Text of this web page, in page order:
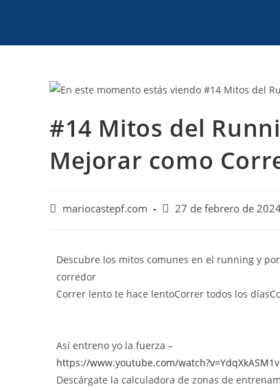
#14 Mitos del
Mejorar como
mariocastepf.com 27 de febrero de
Descubre los mitos comunes en el running y
corredor
Correr lento te hace lentoCorrer todos los
Así entreno yo la fuerza –
https://www.youtube.com/
Descárgate la calculadora de zonas de